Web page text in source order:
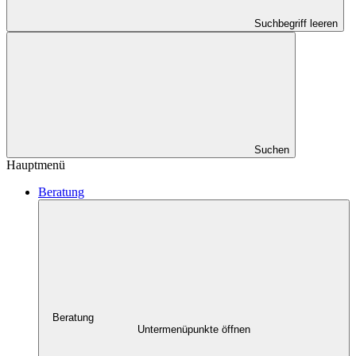
Suchbegriff leeren
Suchen
Hauptmenü
Beratung
Beratung
Untermenüpunkte öffnen